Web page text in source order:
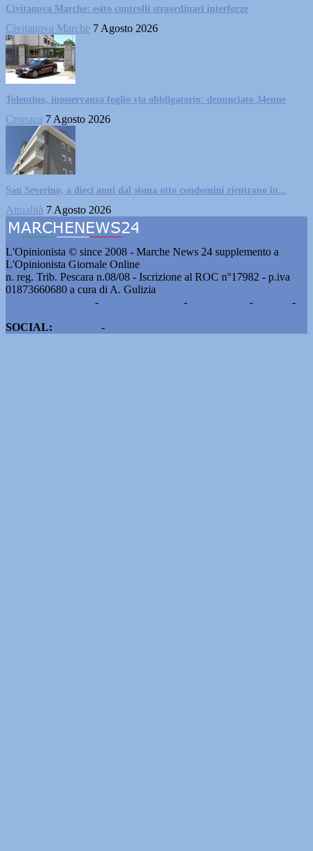
Civitanova Marche: esito controlli straordinari interforze
Civitanova Marche 7 Agosto 2026
Tolentino, inosservanza foglio via obbligatorio: denunciato 34enne
Cronaca 7 Agosto 2026
San Severino, a dieci anni dal sisma otto condomini rientrano in...
Attualità 7 Agosto 2026
L'Opinionista © since 2008 - Marche News 24 supplemento a
L'Opinionista Giornale Online
n. reg. Trib. Pescara n.08/08 - Iscrizione al ROC n°17982 - p.iva
01873660680 a cura di A. Gulizia
- - -
-
SOCIAL:
-